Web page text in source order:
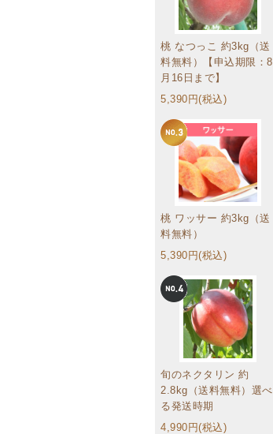
桃 なつっこ 約3kg（送
料無料）【申込期限：8
月16日まで】
5,390円(税込)
桃 ワッサー 約3kg（送
料無料）
5,390円(税込)
旬のネクタリン 約
2.8kg（送料無料）選べ
る発送時期
4,990円(税込)